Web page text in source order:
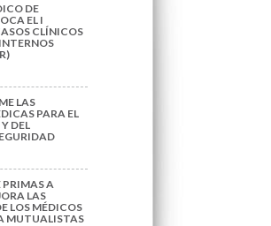
DE
EL I
CLÍNICOS
LAS
PARA EL
DEL
PRIMAS A
LAS
LOS MÉDICOS
MUTUALISTAS